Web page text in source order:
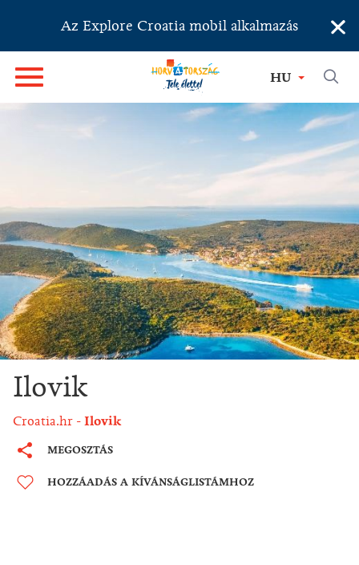
Az Explore Croatia mobil alkalmazás ×
HU
Ilovik
Croatia.hr Ilovik
MEGOSZTÁS
HOZZÁADÁS A KÍVÁNSÁGLISTÁMHOZ